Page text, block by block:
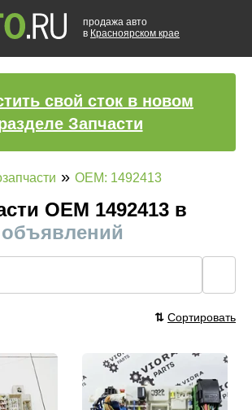
продажа авто
в Красноярском крае
свой сток в новом
Запчасти
» OEM: 1492413
ОЕМ 1492413 в
⇅ Сортировать